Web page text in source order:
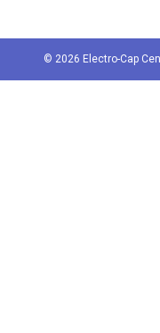
© 2026 Electro-Cap